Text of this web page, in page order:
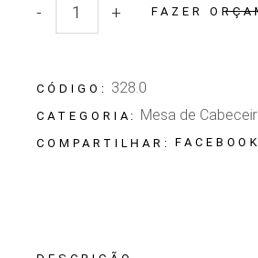
Quantidade Mesa de Cabeceira
- + FAZER
CÓDIGO: 328.0
CATEGORIA: Mesa de
COMPARTILHAR: FACEBOOK